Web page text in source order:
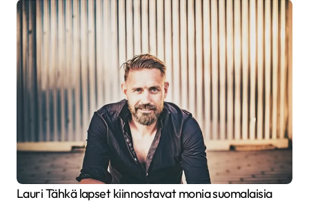
Lauri Tähkä lapset kiinnostavat monia suomalaisia